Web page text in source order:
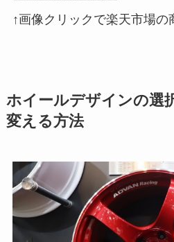
↑画像クリックで楽天市場
ホイールデザインの選
変える方法